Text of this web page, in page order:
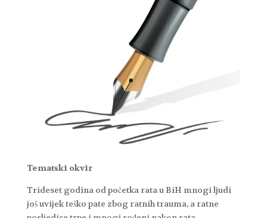
Tematski okvir
Trideset godina od početka rata u BiH mnogi ljudi
još uvijek teško pate zbog ratnih trauma, a ratne